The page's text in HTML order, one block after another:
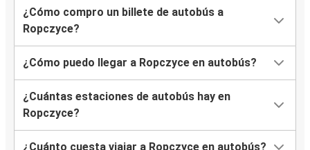
¿Cómo compro un billete de autobús a
Ropczyce?
¿Cómo puedo llegar a Ropczyce en autobús?
¿Cuántas estaciones de autobús hay en
Ropczyce?
¿Cuánto cuesta viajar a Ropczyce en autobús?